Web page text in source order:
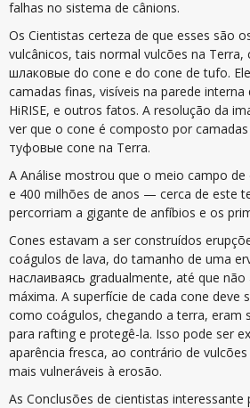
falhas no sistema de cânions.
Os Cientistas certeza de que esses são
vulcânicos, tais normal vulcões na Terra,
шлаковые do cone e do cone de tufo.
camadas finas, visíveis na parede
HiRISE, e outros fatos. A resolução da
ver que o cone é composto por
туфовые cone na Terra.
A Análise mostrou que o meio campo de
e 400 milhões de anos — cerca de este
percorriam a gigante de anfíbios e os
Cones estavam a ser construídos
coágulos de lava, do tamanho de uma
наслаиваясь gradualmente, até que
máxima. A superfície de cada cone deve
como coágulos, chegando a terra, eram
para rafting e protegê-la. Isso pode ser
aparência fresca, ao contrário de
mais vulneráveis à erosão.
As Conclusões de cientistas